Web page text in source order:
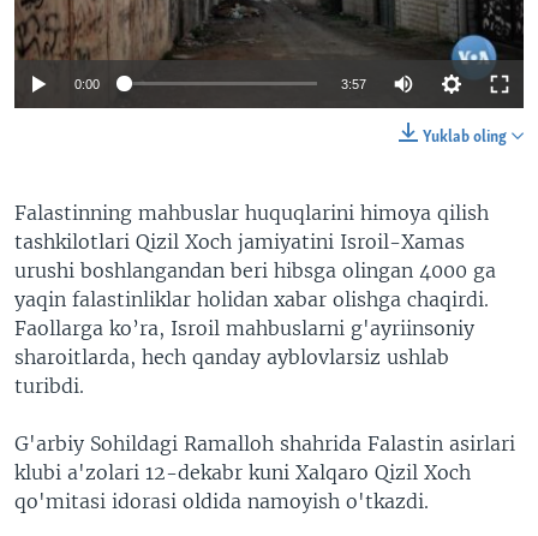
VIDEO
XABARLAR SURATLARDA
ODNOKLASSNIKI
TELEGRAM
TWITTER
0:00 3:57
Yuklab oling
Falastinning mahbuslar huquqlarini himoya qilish
tashkilotlari Qizil Xoch jamiyatini Isroil-Xamas
urushi boshlangandan beri hibsga olingan 4000 ga
yaqin falastinliklar holidan xabar olishga chaqirdi.
Faollarga ko’ra, Isroil mahbuslarni g'ayriinsoniy
sharoitlarda, hech qanday ayblovlarsiz ushlab
turibdi.
G'arbiy Sohildagi Ramalloh shahrida Falastin asirlari
klubi a'zolari 12-dekabr kuni Xalqaro Qizil Xoch
qo'mitasi idorasi oldida namoyish o'tkazdi.